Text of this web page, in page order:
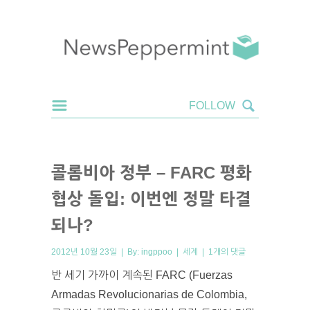
콜롬비아 정부 – FARC 평화
협상 돌입: 이번엔 정말 타결
되나?
2012년 10월 23일 | By: ingppoo | 세계 | 1개의 댓글
반 세기 가까이 계속된 FARC (Fuerzas
Armadas Revolucionarias de Colombia,